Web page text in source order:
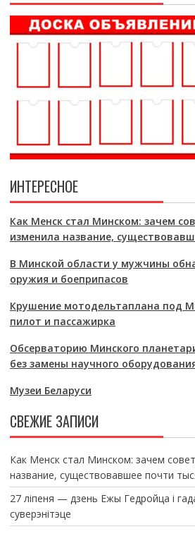
ИНТЕРЕСНОЕ
Как Менск стал Минском: зачем
изменила название,
В Минской области у мужчины
оружия и боеприпасов
Крушение мотодельтаплана под
пилот и пассажирка
Обсерваторию Минского
без замены научного
Музеи Беларуси
СВЕЖИЕ ЗАПИСИ
Как Менск стал Минском: зачем
название, существовавшее почти
27 ліпеня — дзень Ежы Гедройца і
суверэнітэце